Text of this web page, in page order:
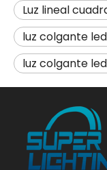
Luz lineal
luz colgante
luz colgante